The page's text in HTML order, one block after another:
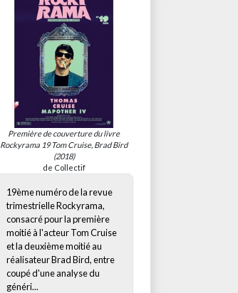
Première de couverture du livre
Rockyrama 19 Tom Cruise, Brad Bird
(2018)
de Collectif
19ème numéro de la revue
trimestrielle Rockyrama,
consacré pour la première
moitié à l'acteur Tom Cruise
et la deuxième moitié au
réalisateur Brad Bird, entre
coupé d'une analyse du
généri...